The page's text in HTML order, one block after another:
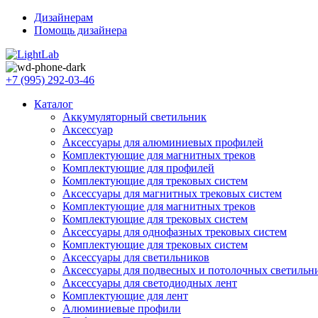
Дизайнерам
Помощь дизайнера
+7 (995) 292-03-46
Каталог
Аккумуляторный светильник
Аксессуар
Аксессуары для алюминиевых профилей
Комплектующие для магнитных треков
Комплектующие для профилей
Комплектующие для трековых систем
Аксессуары для магнитных трековых систем
Комплектующие для магнитных треков
Комплектующие для трековых систем
Аксессуары для однофазных трековых систем
Комплектующие для трековых систем
Аксессуары для светильников
Аксессуары для подвесных и потолочных
Аксессуары для светодиодных лент
Комплектующие для лент
Алюминиевые профили